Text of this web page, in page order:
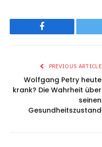
Facebook
PREVIOUS ARTICLE
Wolfgang Petry heute
krank? Die Wahrheit über
seinen
Gesundheitszustand